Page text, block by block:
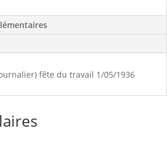
fête du travail 1/05/1936